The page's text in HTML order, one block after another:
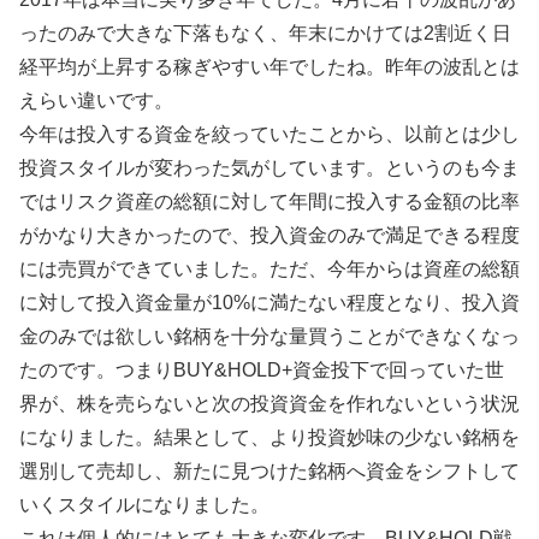
ったのみで大きな下落もなく、年末にかけては2割近く日
経平均が上昇する稼ぎやすい年でしたね。昨年の波乱とは
えらい違いです。
今年は投入する資金を絞っていたことから、以前とは少し
投資スタイルが変わった気がしています。というのも今ま
ではリスク資産の総額に対して年間に投入する金額の比率
がかなり大きかったので、投入資金のみで満足できる程度
には売買ができていました。ただ、今年からは資産の総額
に対して投入資金量が10%に満たない程度となり、投入資
金のみでは欲しい銘柄を十分な量買うことができなくなっ
たのです。つまりBUY&HOLD+資金投下で回っていた世
界が、株を売らないと次の投資資金を作れないという状況
になりました。結果として、より投資妙味の少ない銘柄を
選別して売却し、新たに見つけた銘柄へ資金をシフトして
いくスタイルになりました。